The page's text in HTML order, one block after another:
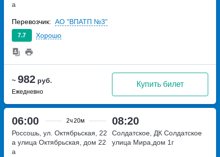
~ 982 руб.
Ежедневно
Купить билет
а
7.7 Хорошо
Перевозчик: АО "ВПАТП №3"
06:00 2ч20м 08:20
Россошь, ул. Октябрьская, 22
а улица Октябрьская, дом 22
а
Солдатское, ДК Солдатское
улица Мира,дом 1г